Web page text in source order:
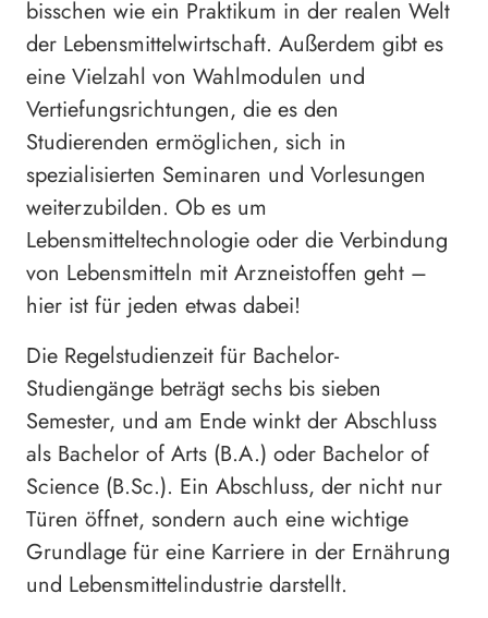
bisschen wie ein Praktikum in der realen Welt
der Lebensmittelwirtschaft. Außerdem gibt es
eine Vielzahl von Wahlmodulen und
Vertiefungsrichtungen, die es den
Studierenden ermöglichen, sich in
spezialisierten Seminaren und Vorlesungen
weiterzubilden. Ob es um
Lebensmitteltechnologie oder die Verbindung
von Lebensmitteln mit Arzneistoffen geht –
hier ist für jeden etwas dabei!
Die Regelstudienzeit für Bachelor-
Studiengänge beträgt sechs bis sieben
Semester, und am Ende winkt der Abschluss
als Bachelor of Arts (B.A.) oder Bachelor of
Science (B.Sc.). Ein Abschluss, der nicht nur
Türen öffnet, sondern auch eine wichtige
Grundlage für eine Karriere in der Ernährung
und Lebensmittelindustrie darstellt.